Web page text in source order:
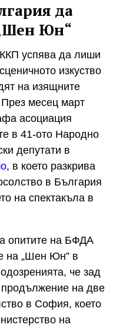
да
Юн“
успява да лиши
изкуство
на изящните
месец март
асоциация
в 41-ото Народно
депутати в
, в което разкрива
в България
на спектакъла в
опитите на БФДА
на „Шен Юн” в
че зад
продължение на две
в София, което
на